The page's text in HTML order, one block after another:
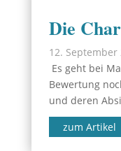
Die
12. September
Es geht bei
Bewertung
und deren
zum Artikel